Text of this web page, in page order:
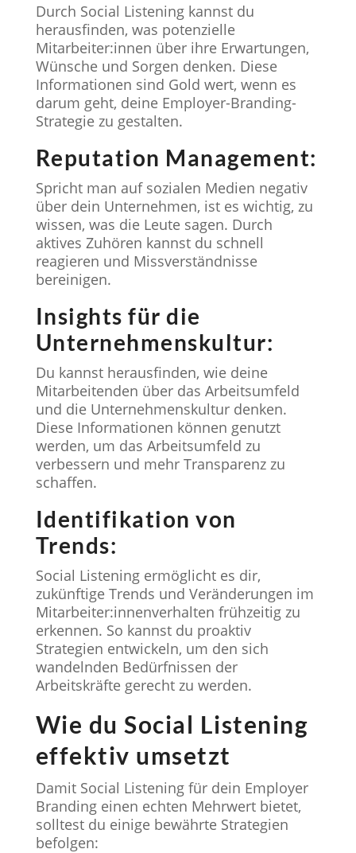
Durch Social Listening kannst du
herausfinden, was potenzielle
Mitarbeiter:innen über ihre Erwartungen,
Wünsche und Sorgen denken. Diese
Informationen sind Gold wert, wenn es
darum geht, deine Employer-Branding-
Strategie zu gestalten.
Reputation Management:
Spricht man auf sozialen Medien negativ
über dein Unternehmen, ist es wichtig, zu
wissen, was die Leute sagen. Durch
aktives Zuhören kannst du schnell
reagieren und Missverständnisse
bereinigen.
Insights für die
Unternehmenskultur:
Du kannst herausfinden, wie deine
Mitarbeitenden über das Arbeitsumfeld
und die Unternehmenskultur denken.
Diese Informationen können genutzt
werden, um das Arbeitsumfeld zu
verbessern und mehr Transparenz zu
schaffen.
Identifikation von
Trends:
Social Listening ermöglicht es dir,
zukünftige Trends und Veränderungen im
Mitarbeiter:innenverhalten frühzeitig zu
erkennen. So kannst du proaktiv
Strategien entwickeln, um den sich
wandelnden Bedürfnissen der
Arbeitskräfte gerecht zu werden.
Wie du Social Listening
effektiv umsetzt
Damit Social Listening für dein Employer
Branding einen echten Mehrwert bietet,
solltest du einige bewährte Strategien
befolgen: